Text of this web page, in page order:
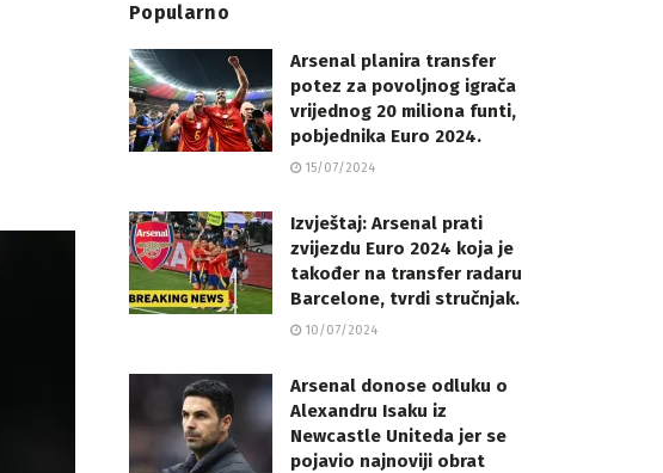
Popularno
Arsenal planira transfer
potez za povoljnog igrača
vrijednog 20 miliona funti,
pobjednika Euro 2024.
15/07/2024
Izvještaj: Arsenal prati
zvijezdu Euro 2024 koja je
također na transfer radaru
Barcelone, tvrdi stručnjak.
10/07/2024
Arsenal donose odluku o
Alexandru Isaku iz
Newcastle Uniteda jer se
pojavio najnoviji obrat